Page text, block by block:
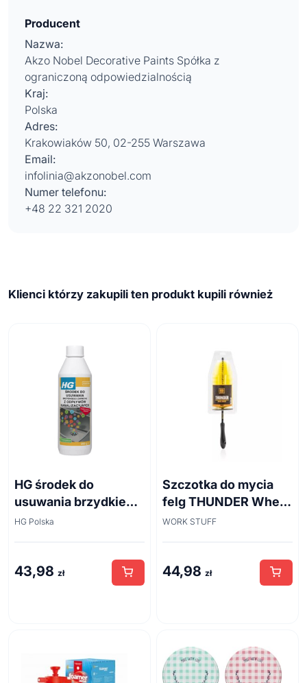
Producent
Nazwa:
Akzo Nobel Decorative Paints Spółka z
ograniczoną odpowiedzialnością
Kraj:
Polska
Adres:
Krakowiaków 50, 02-255 Warszawa
Email:
infolinia@akzonobel.com
Numer telefonu:
+48 22 321 2020
Klienci którzy zakupili ten produkt kupili również
HG środek do
usuwania brzydkiego
zapachu z odpływów
HG Polska
43,98 zł
Szczotka do mycia
felg THUNDER Wheel
Brush 45cm
WORK STUFF
44,98 zł